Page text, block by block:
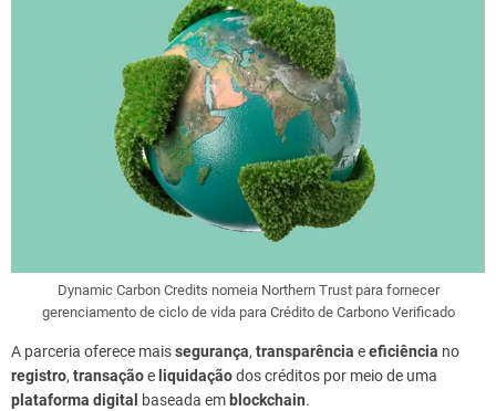
Dynamic Carbon Credits nomeia Northern Trust para fornecer
gerenciamento de ciclo de vida para Crédito de Carbono Verificado
A parceria oferece maissegurança, transparência eeficiência no
registro, transaçãoe liquidaçãodos créditos por meio de uma
plataforma digital
baseada em blockchain.